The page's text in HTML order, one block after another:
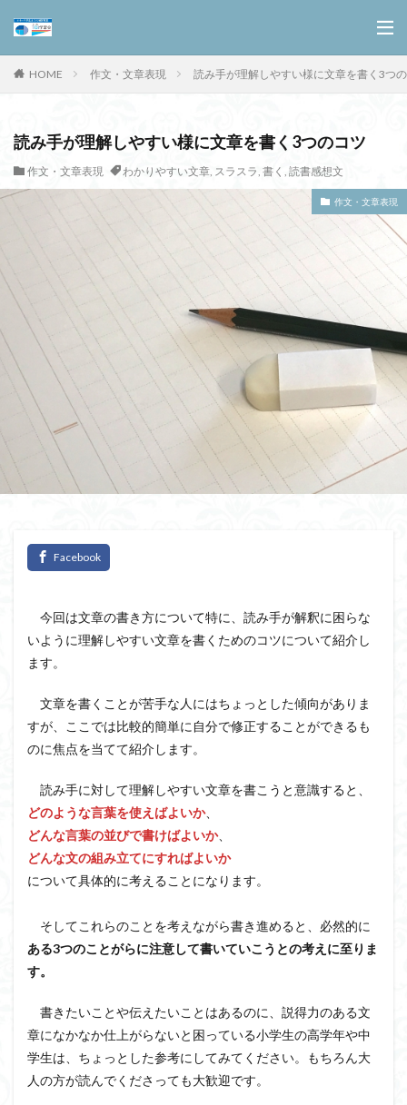
HOME 作文・文章表現 読み手が理解しやすい様に文章を書く3つ
読み手が理解しやすい様に文章を書く3つのコツ
作文・文章表現 わかりやすい文章, スラスラ, 書く , 読書感想文
作文・文章表現
今回は文章の書き方について特に、読み手が解釈に困らな
いように理解しやすい文章を書くためのコツについて紹介し
ます。
文章を書くことが苦手な人にはちょっとした傾向がありま
すが、ここでは比較的簡単に自分で修正することができるも
のに焦点を当てて紹介します。
読み手に対して理解しやすい文章を書こうと意識すると、
どのような言葉を使えばよいか、
どんな言葉の並びで書けばよいか、
どんな文の組み立てにすればよいか
について具体的に考えることになります。
そしてこれらのことを考えながら書き進めると、必然的に
ある3つのことがらに注意して書いていこうとの考えに至りま
す。
書きたいことや伝えたいことはあるのに、説得力のある文
章になかなか仕上がらないと困っている小学生の高学年や中
学生は、ちょっとした参考にしてみてください。もちろん大
人の方が読んでくださっても大歓迎です。